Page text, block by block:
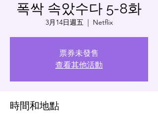
폭싹 속았수다 5-8화
3月14日週五
  |
Netflix
票券未發售
查看其他活動
時間和地點